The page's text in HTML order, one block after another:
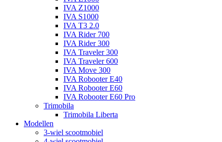
IVA Z1000
IVA S1000
IVA T3 2.0
IVA Rider 700
IVA Rider 300
IVA Traveler 300
IVA Traveler 600
IVA Move 300
IVA Robooter E40
IVA Robooter E60
IVA Robooter E60 Pro
Trimobila
Trimobila Liberta
Modellen
3-wiel scootmobiel